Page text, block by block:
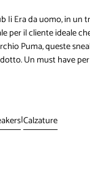
Ii Era da uomo, in un
per il cliente ideale
Puma, queste
Un must have
|Calzature